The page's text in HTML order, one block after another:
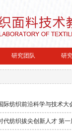
研究团队 研
际纺织前沿科学与技术
代纺织拔尖创新人才 第